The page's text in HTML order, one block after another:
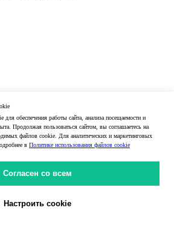
обеспечения работы сайта, анализа посещаемости и
Продолжая пользоваться сайтом, вы соглашаетесь на
файлов cookie. Для аналитических и маркетинговых
в Политике использования файлов cookie
Согласен со всем
Настроить cookie